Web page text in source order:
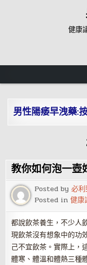
健康
男性陽痿早洩藥:
教你如何泡一壺
Posted by必
Posted in健康
都說飲茶養生，不少人
現飲茶沒有想象中的功
己不宜飲茶。實際上，
體寒、體溫和體熱三種